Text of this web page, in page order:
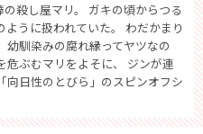
殺し屋マリ。 ガキの頃からつる
うに扱われていた。 わだかまり
馴染みの腐れ縁ってヤツなの
ぶむマリをよそに、 ジンが連
向日性のとびら」のスピンオフシ